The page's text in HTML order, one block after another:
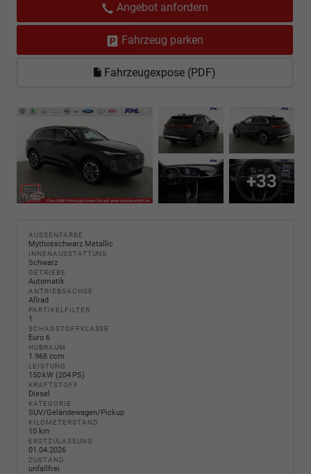
Angebot anfordern
Fahrzeug parken
Fahrzeugexpose (PDF)
+33
AUSSENFARBE
Mythosschwarz Metallic
INNENAUSSTATTUNG
Schwarz
GETRIEBE
Automatik
ANTRIEBSACHSE
Allrad
PARTIKELFILTER
1
SCHADSTOFFKLASSE
Euro 6
HUBRAUM
1.968 ccm
LEISTUNG
150 kW (204 PS)
KRAFTSTOFF
Diesel
KATEGORIE
SUV/Geländewagen/Pickup
KILOMETERSTAND
10 km
ERSTZULASSUNG
01.04.2026
ZUSTAND
unfallfrei